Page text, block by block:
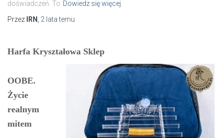
doświadczeń. To Dowiedz się więcej
Przez
IRN 2 latatemu
Harfa Kryształowa Sklep
OOBE.
Życie
realnym
mitem